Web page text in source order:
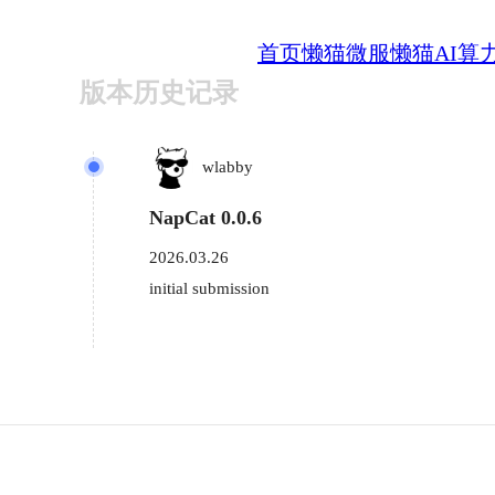
首页懒猫微服懒猫AI算
版本历史记录
wlabby
NapCat 0.0.6
2026.03.26
initial submission